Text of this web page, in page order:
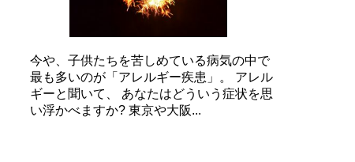
今や、子供たちを苦しめている病気の中で
最も多いのが「アレルギー疾患」。 アレル
ギーと聞いて、 あなたはどういう症状を思
い浮かべますか? 東京や大阪...